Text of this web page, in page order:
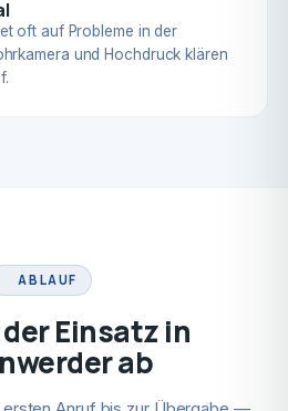
oft auf Probleme in der
und Hochdruck klären
ABLAUF
Einsatz in
ab